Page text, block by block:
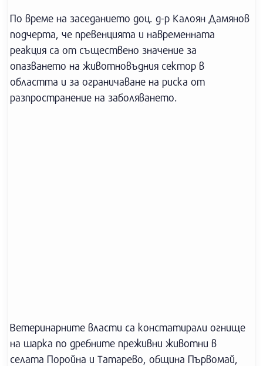
По време на заседанието доц. д-р Калоян Дамянов
подчерта, че превенцията и навременната
реакция са от съществено значение за
опазването на животновъдния сектор в
областта и за ограничаване на риска от
разпространение на заболяването.
Ветеринарните власти са констатирали огнище
на шарка по дребните преживни животни в
селата Поройна и Татарево, община Първомай,